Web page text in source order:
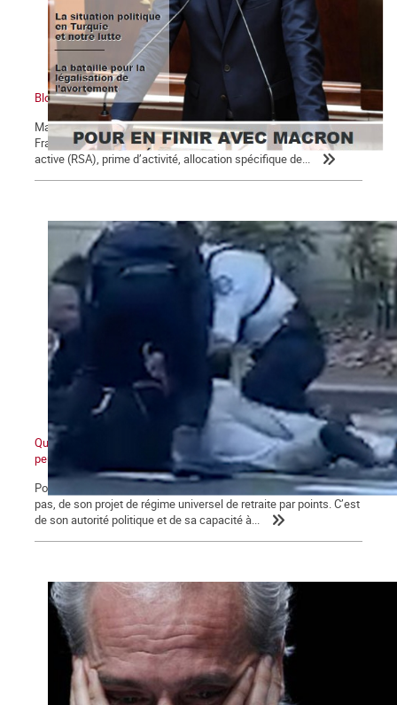
Bloc notes, La Commune n° 123
Macron, président des 5 % des ménages les plus riches Un
Français sur 10 perçoit des minima sociaux : revenu de solidarité
active (RSA), prime d’activité, allocation spécifique de...
Quand ceux d'en bas ne veulent plus et que ceux d'en haut ne
peuvent plus
Pour Macron, ce qui se joue aujourd’hui va au-delà de l’avenir, ou
pas, de son projet de régime universel de retraite par points. C’est
de son autorité politique et de sa capacité à...